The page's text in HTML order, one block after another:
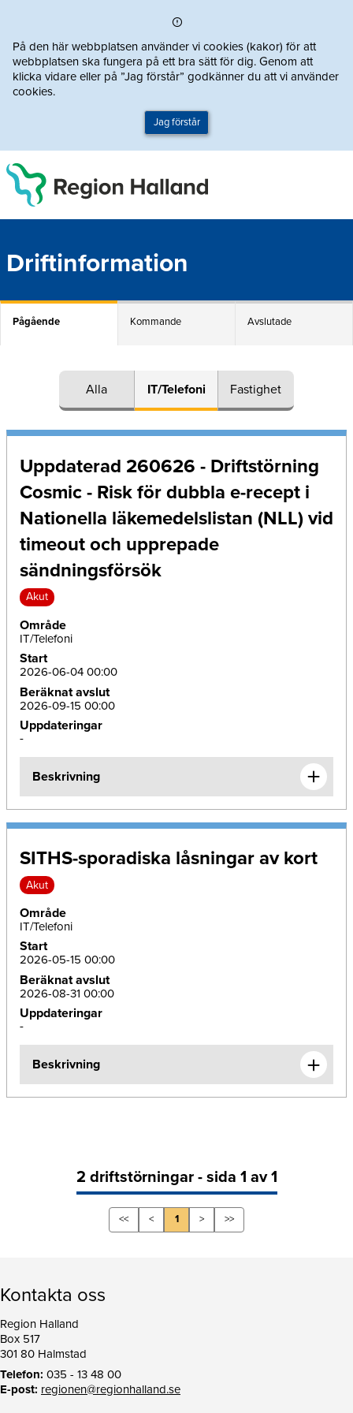
På den här webbplatsen använder vi cookies (kakor) för att
webbplatsen ska fungera på ett bra sätt för dig. Genom att
klicka vidare eller på ”Jag förstår” godkänner du att vi använder
cookies.
Jag förstår
Driftinformation
Pågående Kommande Avslutade
Alla IT/Telefoni Fastighet
Uppdaterad 260626 - Driftstörning
Cosmic - Risk för dubbla e-recept i
Nationella läkemedelslistan (NLL) vid
timeout och upprepade
sändningsförsök
Akut
Område
IT/Telefoni
Start
2026-06-04 00:00
Beräknat avslut
2026-09-15 00:00
Uppdateringar
-
Beskrivning
SITHS-sporadiska låsningar av kort
Akut
Område
IT/Telefoni
Start
2026-05-15 00:00
Beräknat avslut
2026-08-31 00:00
Uppdateringar
-
Beskrivning
2 driftstörningar - sida 1 av 1
<< < 1 > >>
Kontakta oss
Region Halland
Box 517
301 80 Halmstad
Telefon: 035 - 13 48 00
E-post: regionen@regionhalland.se